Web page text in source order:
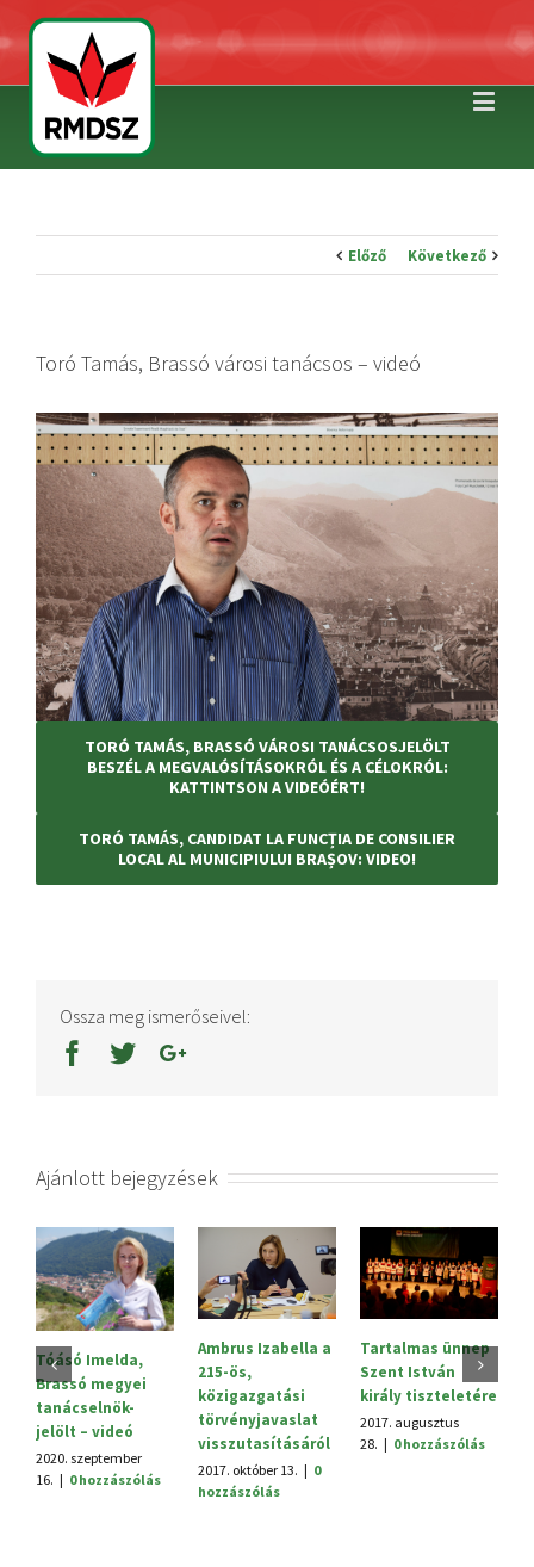
Előző Következő
Toró Tamás, Brassó városi tanácsos – videó
TORÓ TAMÁS, BRASSÓ VÁROSI TANÁCSOSJELÖLT
BESZÉL A MEGVALÓSÍTÁSOKRÓL ÉS A CÉLOKRÓL:
KATTINTSON A VIDEÓÉRT!
TORÓ TAMÁS, CANDIDAT LA FUNCȚIA DE CONSILIER
LOCAL AL MUNICIPIULUI BRAȘOV: VIDEO!
Ossza meg ismerőseivel:
Ajánlott bejegyzések
Tóásó Imelda,
Brassó megyei
tanácselnök-
jelölt – videó
2020. szeptember
16. | 0 hozzászólás
Ambrus Izabella a
215-ös,
közigazgatási
törvényjavaslat
visszutasításáról
2017. október 13. | 0
hozzászólás
Tartalmas ünnep
Szent István
király tiszteletére
2017. augusztus
28. | 0 hozzászólás